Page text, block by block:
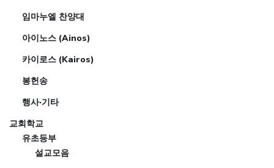
임마누엘 찬양대
아이노스 (Ainos)
카이로스 (Kairos)
봉헌송
행사·기타
교회학교
유초등부
설교모음